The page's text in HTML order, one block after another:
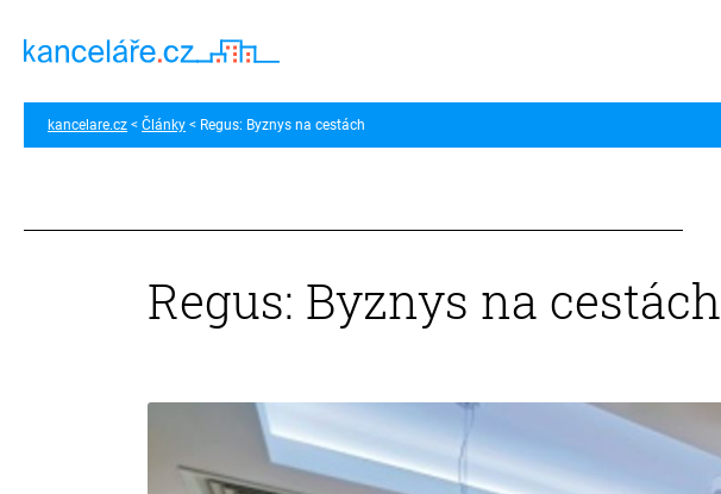
kancelare.cz Články Regus: Byznys na cestách
Regus: Byznys na cestách